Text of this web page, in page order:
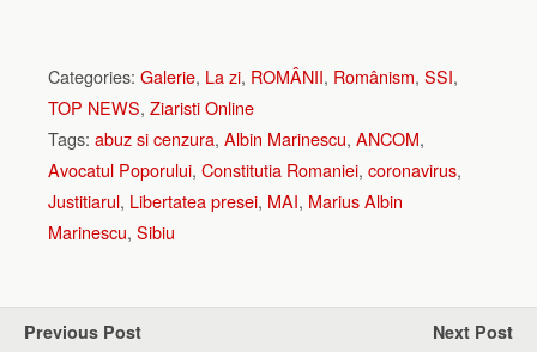
Categories: Galerie, La zi, ROMÂNII, Românism, SSI,
TOP NEWS, Ziaristi Online
Tags: abuz si cenzura, Albin Marinescu, ANCOM,
Avocatul Poporului, Constitutia Romaniei, coronavirus,
Justitiarul, Libertatea presei, MAI, Marius Albin
Marinescu, Sibiu
Previous Post Next Post